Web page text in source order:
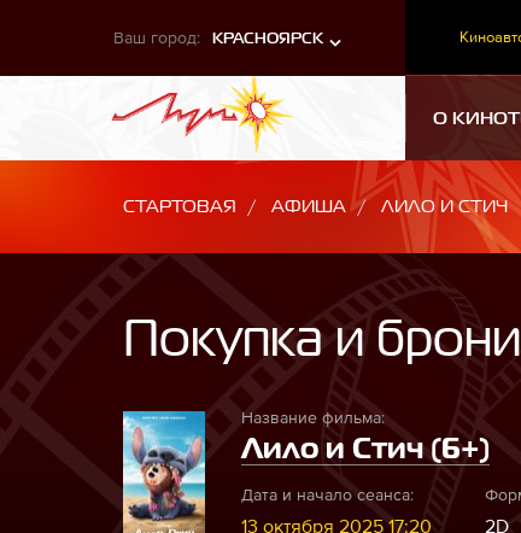
Ваш город: КРАСНОЯРСК
О
СТАРТОВАЯ АФИША ЛИЛО И СТИЧ
Покупка и
Название фильма:
Лило и Стич (6+)
Дата и начало сеанса:
13 октября 2025 17:20 2D